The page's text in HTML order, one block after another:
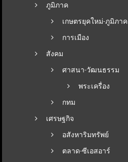
ภูมิภาค
เกษตรยุคใหม่-ภูมิภาค
การเมือง
สังคม
ศาสนา-วัฒนธรรม
พระเครื่อง
กทม
เศรษฐกิจ
อสังหาริมทรัพย์
ตลาด-ซีเอสอาร์